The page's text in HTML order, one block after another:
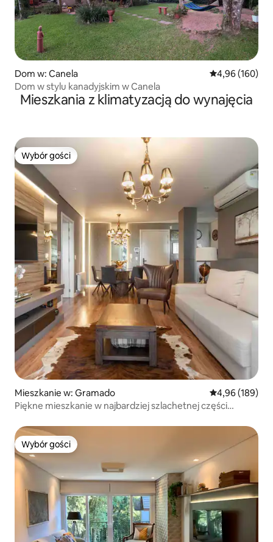
Dom w: Canela Średnia
4,96 (160)
Dom w stylu kanadyjskim w Canela
Mieszkania z klimatyzacją do wynajęcia
Wybór gości
Wybór gości
Mieszkanie w: Gramado Średnia
4,96 (189)
Piękne mieszkanie w najbardziej szlachetnej części
Wybór gości
Wybór gości